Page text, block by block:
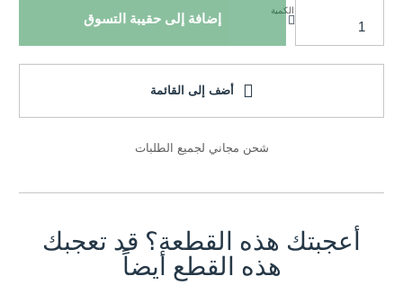
الكمية
إضافة إلى حقيبة التسوق
أضف إلى القائمة
شحن مجاني لجميع الطلبات
أعجبتك هذه القطعة؟ قد تعجبك
هذه القطع أيضاً